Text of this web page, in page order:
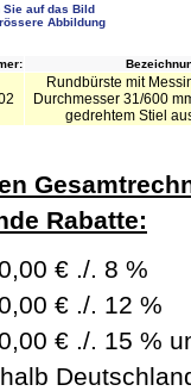
auf das Bild
Abbildung
Rundbürste mit
Durchmesser 31/600
gedrehtem Stiel
Rabatte:
€ ./. 8 %
€ ./. 12 %
€ ./. 15 %